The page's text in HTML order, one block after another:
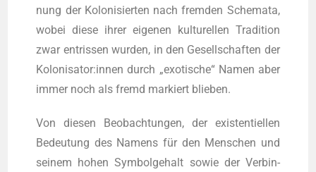
nung der Kolo­ni­sier­ten nach frem­den Sche­ma­ta,
wobei die­se ihrer eige­nen kul­tu­rel­len Tra­di­ti­on
zwar ent­ris­sen wur­den, in den Gesell­schaf­ten der
Kolonisator:innen durch „exo­ti­sche“ Namen aber
immer noch als fremd mar­kiert blieben.
Von die­sen Beob­ach­tun­gen, der exis­ten­ti­el­len
Bedeu­tung des Namens für den Men­schen und
sei­nem hohen Sym­bol­ge­halt sowie der Ver­bin­